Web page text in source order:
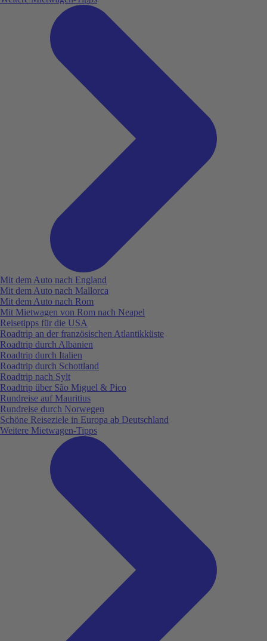
Mit dem Auto nach England
Mit dem Auto nach Mallorca
Mit dem Auto nach Rom
Mit Mietwagen von Rom nach Neapel
Reisetipps für die USA
Roadtrip an der französischen Atlantikküste
Roadtrip durch Albanien
Roadtrip durch Italien
Roadtrip durch Schottland
Roadtrip nach Sylt
Roadtrip über São Miguel & Pico
Rundreise auf Mauritius
Rundreise durch Norwegen
Schöne Reiseziele in Europa ab Deutschland
Weitere Mietwagen-Tipps